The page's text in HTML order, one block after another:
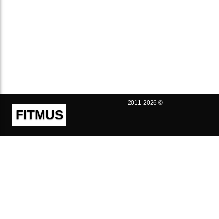
FITMUS
2011-2026 ©